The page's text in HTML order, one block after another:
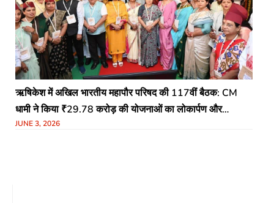
ऋषिकेश में अखिल भारतीय महापौर परिषद की 117वीं बैठक: CM
धामी ने किया ₹29.78 करोड़ की योजनाओं का लोकार्पण और
शिलान्यास
JUNE 3, 2026